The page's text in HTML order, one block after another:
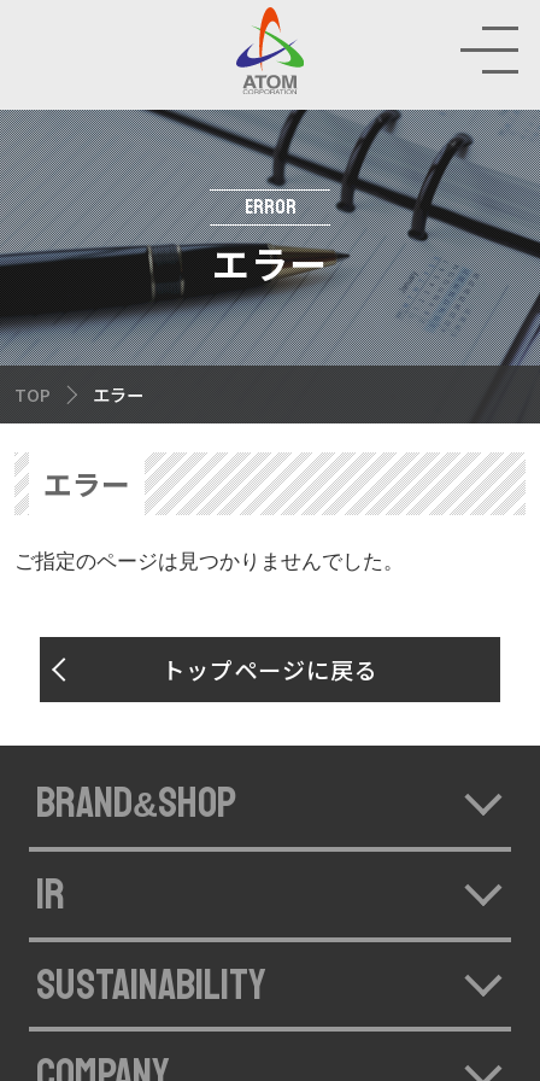
ERROR
エラー
TOP エラー
エラー
ご指定のページは見つかりませんでした。
トップページに戻る
BRAND&SHOP
IR
SUSTAINABILITY